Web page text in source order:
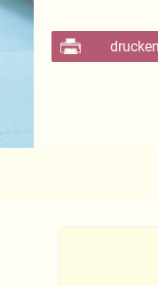
drucken